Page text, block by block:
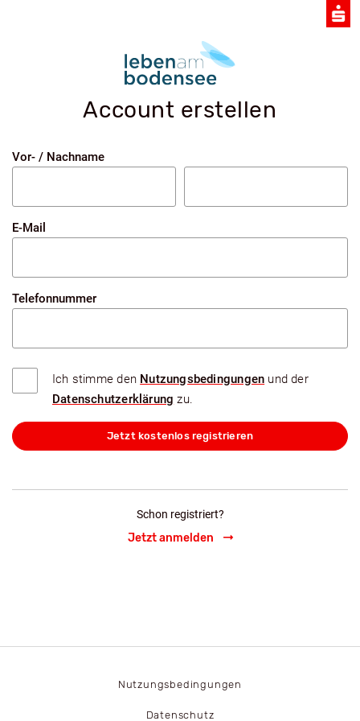
Account erstellen
Vor- / Nachname
E-Mail
Telefonnummer
Ich stimme den Nutzungsbedingungen und der
Datenschutzerklärung zu.
Jetzt kostenlos registrieren
Schon registriert?
Jetzt anmelden
Nutzungsbedingungen
Datenschutz